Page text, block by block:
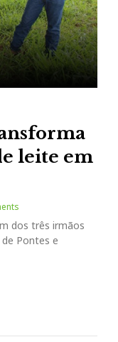
leite em
dos três irmãos
Pontes e